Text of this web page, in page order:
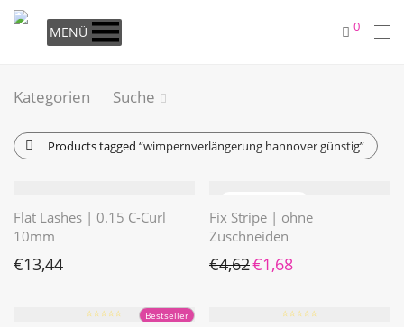
MENÜ 0
Kategorien Suche
Products tagged “wimpernverlängerung hannover günstig”
Flat Lashes | 0.15 C-Curl
10mm
€13,44
Fix Stripe | ohne
Zuschneiden
€4,62 Ursprünglicher Preis war:
€1,68
Bestseller
⭐️⭐️⭐️⭐️⭐️ ⭐️⭐️⭐️⭐️⭐️